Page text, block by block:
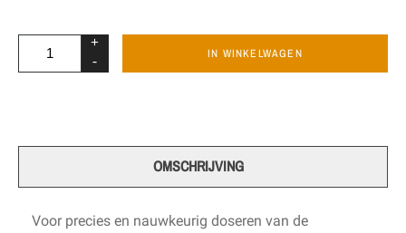
+
-
IN WINKELWAGEN
OMSCHRIJVING
Voor precies en nauwkeurig doseren van de